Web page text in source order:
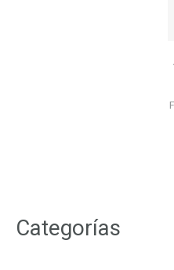
Categorías